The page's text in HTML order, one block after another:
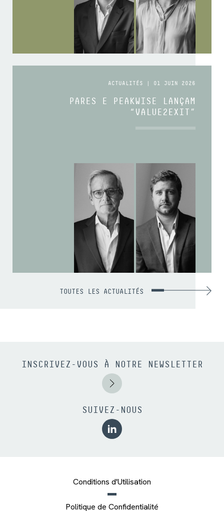
ACTUALITÉS | 01 JUIN 2026
PARES E PEAKWISE LANÇAM
“VALUE2EXIT”
TOUTES LES ACTUALITÉS
INSCRIVEZ-VOUS À NOTRE NEWSLETTER
SUIVEZ-NOUS
Conditions d'Utilisation
Politique de Confidentialité